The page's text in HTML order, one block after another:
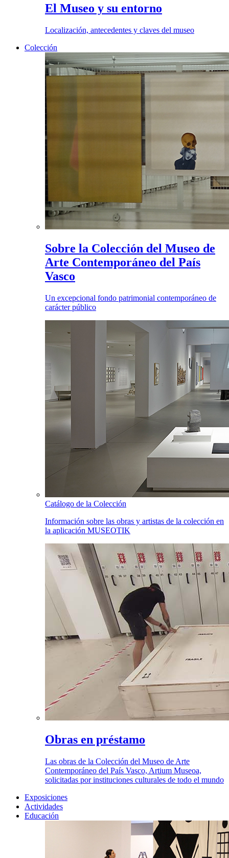
El Museo y su entorno
Localización, antecedentes y claves del museo
Colección
Sobre la Colección del Museo de
Arte Contemporáneo del País
Vasco
Un excepcional fondo patrimonial contemporáneo de
carácter público
Catálogo de la Colección
Información sobre las obras y artistas de la colección en
la aplicación MUSEOTIK
Obras en préstamo
Las obras de la Colección del Museo de Arte
Contemporáneo del País Vasco, Artium Museoa,
solicitadas por instituciones culturales de todo el mundo
Exposiciones
Actividades
Educación